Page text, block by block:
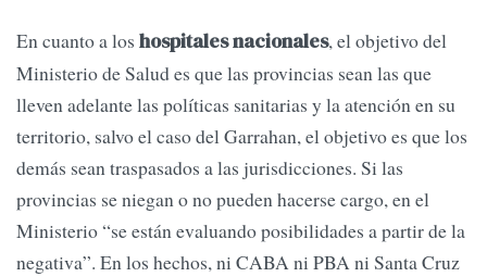
En cuanto a los hospitales nacionales, el objetivo del
Ministerio de Salud es que las provincias sean las que
lleven adelante las políticas sanitarias y la atención en su
territorio, salvo el caso del Garrahan, el objetivo es que los
demás sean traspasados a las jurisdicciones. Si las
provincias se niegan o no pueden hacerse cargo, en el
Ministerio “se están evaluando posibilidades a partir de la
negativa”. En los hechos, ni CABA ni PBA ni Santa Cruz